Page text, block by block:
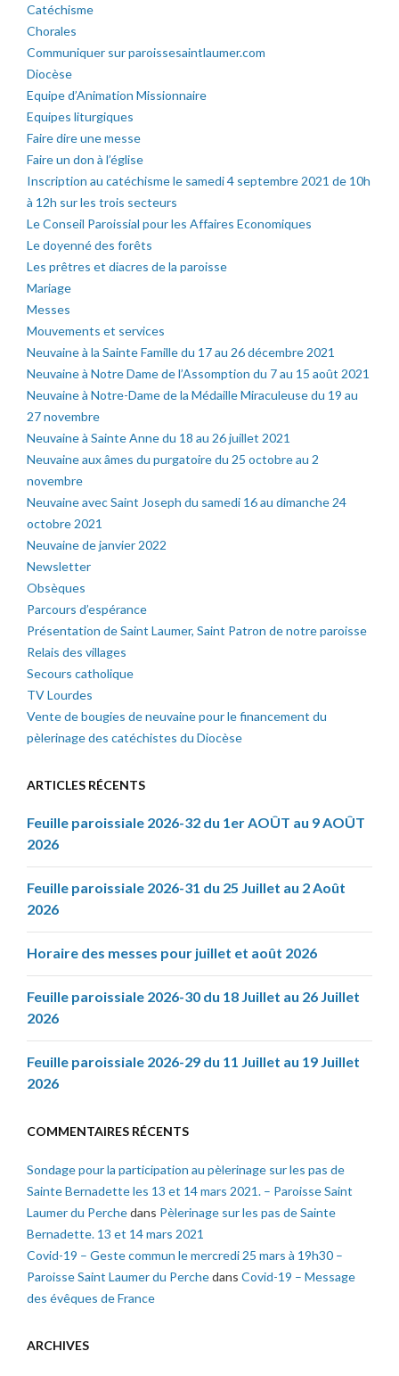
Catéchisme
Chorales
Communiquer sur paroissesaintlaumer.com
Diocèse
Equipe d’Animation Missionnaire
Equipes liturgiques
Faire dire une messe
Faire un don à l’église
Inscription au catéchisme le samedi 4 septembre 2021 de 10h
à 12h sur les trois secteurs
Le Conseil Paroissial pour les Affaires Economiques
Le doyenné des forêts
Les prêtres et diacres de la paroisse
Mariage
Messes
Mouvements et services
Neuvaine à la Sainte Famille du 17 au 26 décembre 2021
Neuvaine à Notre Dame de l’Assomption du 7 au 15 août 2021
Neuvaine à Notre-Dame de la Médaille Miraculeuse du 19 au
27 novembre
Neuvaine à Sainte Anne du 18 au 26 juillet 2021
Neuvaine aux âmes du purgatoire du 25 octobre au 2
novembre
Neuvaine avec Saint Joseph du samedi 16 au dimanche 24
octobre 2021
Neuvaine de janvier 2022
Newsletter
Obsèques
Parcours d’espérance
Présentation de Saint Laumer, Saint Patron de notre paroisse
Relais des villages
Secours catholique
TV Lourdes
Vente de bougies de neuvaine pour le financement du
pèlerinage des catéchistes du Diocèse
ARTICLES RÉCENTS
Feuille paroissiale 2026-32 du 1er AOÛT au 9 AOÛT
2026
Feuille paroissiale 2026-31 du 25 Juillet au 2 Août
2026
Horaire des messes pour juillet et août 2026
Feuille paroissiale 2026-30 du 18 Juillet au 26 Juillet
2026
Feuille paroissiale 2026-29 du 11 Juillet au 19 Juillet
2026
COMMENTAIRES RÉCENTS
Sondage pour la participation au pèlerinage sur les pas de
Sainte Bernadette les 13 et 14 mars 2021. – Paroisse Saint
Laumer du Perchedans Pèlerinage sur les pas de Sainte
Bernadette. 13 et 14 mars 2021
Covid-19 – Geste commun le mercredi 25 mars à 19h30 –
Paroisse Saint Laumer du Perchedans Covid-19 – Message
des évêques de France
ARCHIVES